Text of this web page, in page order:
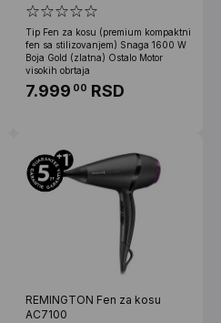
Tip Fen za kosu (premium kompaktni
fen sa stilizovanjem) Snaga 1600 W
Boja Gold (zlatna) Ostalo Motor
visokih obrtaja
7.999 00 RSD
REMINGTON Fen za kosu
AC7100